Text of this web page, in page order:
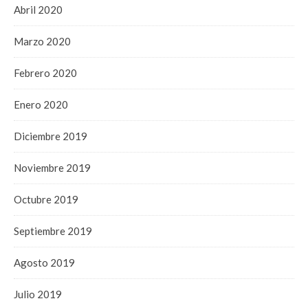
Abril 2020
Marzo 2020
Febrero 2020
Enero 2020
Diciembre 2019
Noviembre 2019
Octubre 2019
Septiembre 2019
Agosto 2019
Julio 2019